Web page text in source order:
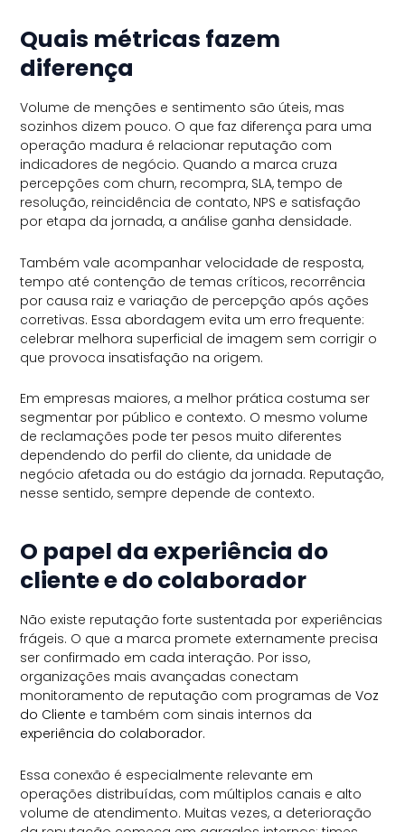
Quais métricas fazem
diferença
Volume de menções e sentimento são úteis, mas
sozinhos dizem pouco. O que faz diferença para uma
operação madura é relacionar reputação com
indicadores de negócio. Quando a marca cruza
percepções com churn, recompra, SLA, tempo de
resolução, reincidência de contato, NPS e satisfação
por etapa da jornada, a análise ganha densidade.
Também vale acompanhar velocidade de resposta,
tempo até contenção de temas críticos, recorrência
por causa raiz e variação de percepção após ações
corretivas. Essa abordagem evita um erro frequente:
celebrar melhora superficial de imagem sem corrigir o
que provoca insatisfação na origem.
Em empresas maiores, a melhor prática costuma ser
segmentar por público e contexto. O mesmo volume
de reclamações pode ter pesos muito diferentes
dependendo do perfil do cliente, da unidade de
negócio afetada ou do estágio da jornada. Reputação,
nesse sentido, sempre depende de contexto.
O papel da experiência do
cliente e do colaborador
Não existe reputação forte sustentada por experiências
frágeis. O que a marca promete externamente precisa
ser confirmado em cada interação. Por isso,
organizações mais avançadas conectam
monitoramento de reputação com programas deVoz
do Cliente e também com sinais internos da
experiência do colaborador.
Essa conexão é especialmente relevante em
operações distribuídas, com múltiplos canais e alto
volume de atendimento. Muitas vezes, a deterioração